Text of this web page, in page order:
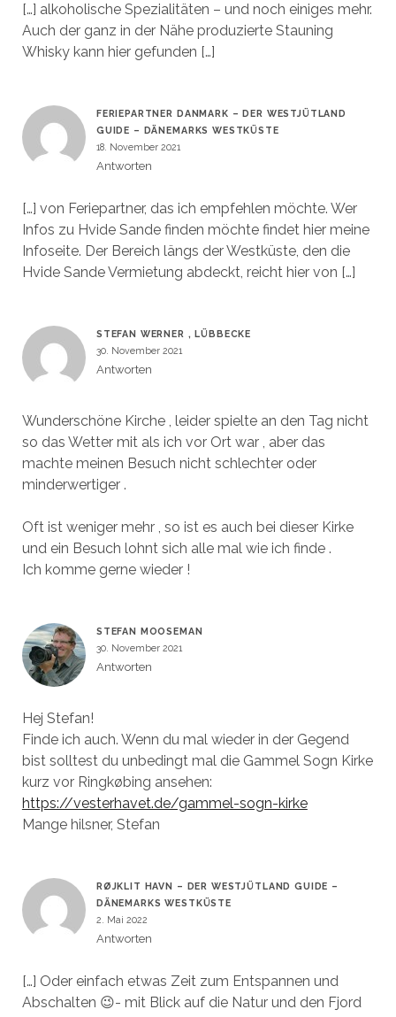
[…] alkoholische Spezialitäten – und noch einiges mehr.
Auch der ganz in der Nähe produzierte Stauning
Whisky kann hier gefunden […]
FERIEPARTNER DANMARK – DER WESTJÜTLAND
GUIDE – DÄNEMARKS WESTKÜSTE
18. November 2021
Antworten
[…] von Feriepartner, das ich empfehlen möchte. Wer
Infos zu Hvide Sande finden möchte findet hier meine
Infoseite. Der Bereich längs der Westküste, den die
Hvide Sande Vermietung abdeckt, reicht hier von […]
STEFAN WERNER , LÜBBECKE
30. November 2021
Antworten
Wunderschöne Kirche , leider spielte an den Tag nicht
so das Wetter mit als ich vor Ort war , aber das
machte meinen Besuch nicht schlechter oder
minderwertiger .
Oft ist weniger mehr , so ist es auch bei dieser Kirke
und ein Besuch lohnt sich alle mal wie ich finde .
Ich komme gerne wieder !
STEFAN MOOSEMAN
30. November 2021
Antworten
Hej Stefan!
Finde ich auch. Wenn du mal wieder in der Gegend
bist solltest du unbedingt mal die Gammel Sogn Kirke
kurz vor Ringkøbing ansehen:
https://vesterhavet.de/gammel-sogn-kirke
Mange hilsner, Stefan
RØJKLIT HAVN – DER WESTJÜTLAND GUIDE –
DÄNEMARKS WESTKÜSTE
2. Mai 2022
Antworten
[…] Oder einfach etwas Zeit zum Entspannen und
Abschalten 😉- mit Blick auf die Natur und den Fjord